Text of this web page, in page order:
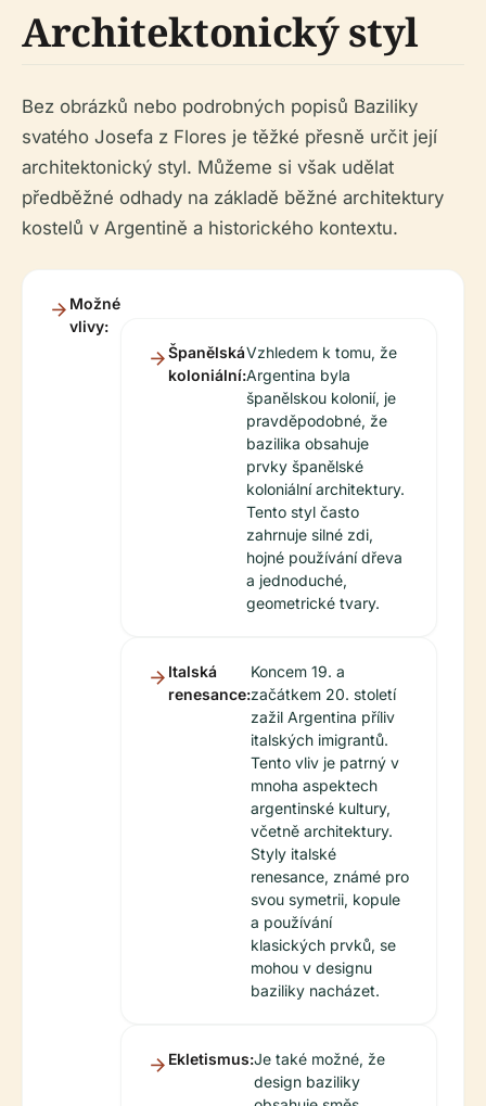
Architektonický styl
Bez obrázků nebo podrobných popisů Baziliky
svatého Josefa z Flores je těžké přesně určit její
architektonický styl. Můžeme si však udělat
předběžné odhady na základě běžné architektury
kostelů v Argentině a historického kontextu.
Možné
vlivy:
Španělská
koloniální:
Vzhledem k tomu, že
Argentina byla
španělskou kolonií, je
pravděpodobné, že
bazilika obsahuje
prvky španělské
koloniální architektury.
Tento styl často
zahrnuje silné zdi,
hojné používání dřeva
a jednoduché,
geometrické tvary.
Italská
renesance:
Koncem 19. a
začátkem 20. století
zažil Argentina příliv
italských imigrantů.
Tento vliv je patrný v
mnoha aspektech
argentinské kultury,
včetně architektury.
Styly italské
renesance, známé pro
svou symetrii, kopule
a používání
klasických prvků, se
mohou v designu
baziliky nacházet.
Ekletismus:Je také možné, že
design baziliky